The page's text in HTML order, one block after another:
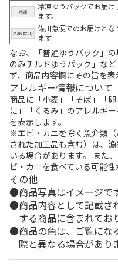
冷凍ゆうパックでお届け
ます。
佐川急便でのお届けとな
ます
なお、「普通ゆうパック」
のみチルドゆうパック」な
ず、商品内容欄にその旨を表
アレルギー情報について
商品に「小麦」「そば」「
に」「くるみ」のアレルギ
を表示します。
※エビ・カニを除く魚介類
された加工品も含む）は、
いる場合があります。 また
ビ・カニを食べている可能性
その他
商品写真はイメージで
商品内容として記載さ
する商品に含まれてお
商品の色は、ご覧にな
際と異なる場合があり